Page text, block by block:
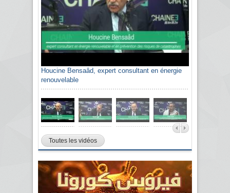
Houcine Bensaâd, expert consultant en énergie
renouvelable
Toutes les vidéos